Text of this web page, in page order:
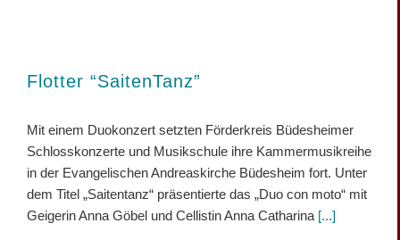
Flotter “SaitenTanz”
Mit einem Duokonzert setzten Förderkreis Büdesheimer
Schlosskonzerte und Musikschule ihre Kammermusikreihe
in der Evangelischen Andreaskirche Büdesheim fort. Unter
dem Titel „Saitentanz“ präsentierte das „Duo con moto“ mit
Geigerin Anna Göbel und Cellistin Anna Catharina [...]